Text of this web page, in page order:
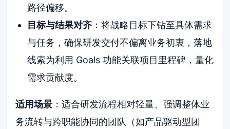
路径偏移。
目标与结果对齐：将战略目标下钻至具体需求
与任务，确保研发交付不偏离业务初衷，落地
线索为利用 Goals 功能关联项目里程碑，量化
需求贡献度。
适用场景 ：适合研发流程相对轻量、强调整体业
务流转与跨职能协同的团队（如产品驱动型团